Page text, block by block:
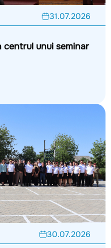
31.07.2026
centrul unui seminar
30.07.2026